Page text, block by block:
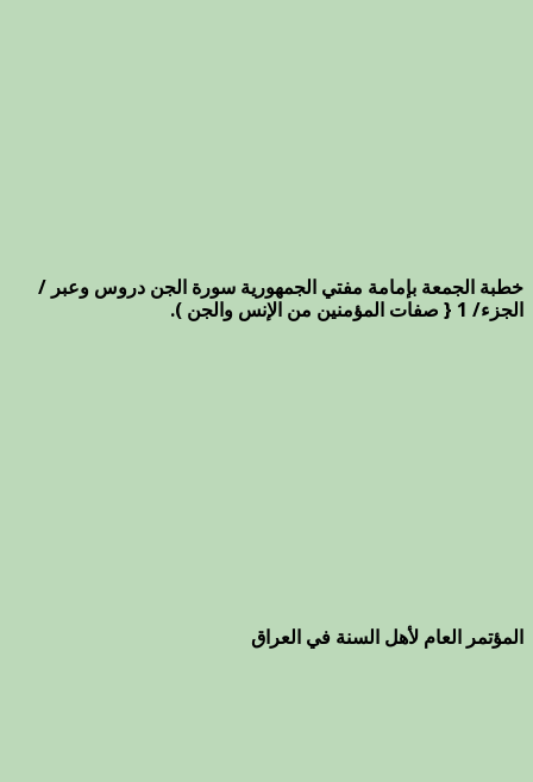
خطبة الجمعة بإمامة مفتي الجمهورية سورة الجن دروس وعبر /
الجزء/ 1 { صفات المؤمنين من الإنس والجن ).
المؤتمر العام لأهل السنة في العراق